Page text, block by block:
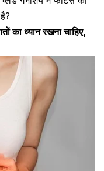
का ध्यान रखना चाहिए,